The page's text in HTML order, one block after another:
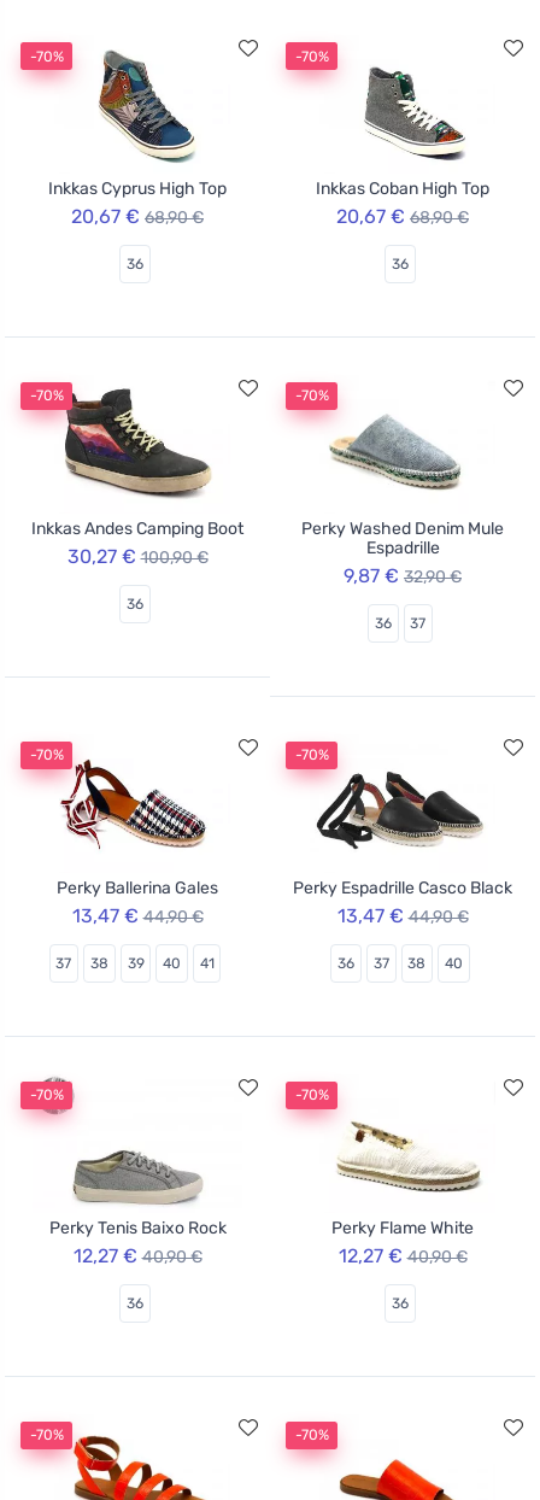
-70%
Inkkas Cyprus High Top
20,67 € 68,90 €
36
-70%
Inkkas Coban High Top
20,67 € 68,90 €
36
-70%
Inkkas Andes Camping Boot
30,27 € 100,90 €
36
-70%
Perky Washed Denim Mule
Espadrille
9,87 € 32,90 €
36 37
-70%
Perky Ballerina Gales
13,47 € 44,90 €
37 38 39 40 41
-70%
Perky Espadrille Casco Black
13,47 € 44,90 €
36 37 38 40
-70%
Perky Tenis Baixo Rock
12,27 € 40,90 €
36
-70%
Perky Flame White
12,27 € 40,90 €
36
-70% -70%